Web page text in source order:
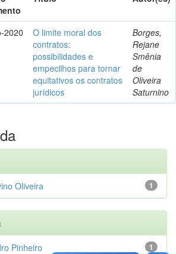
2020
O limite moral dos
contratos:
possibilidades e
empecilhos para tornar
equitativos os contratos
jurídicos
Borges,
Rejane
Smênia
de
Oliveira
Saturnino
1
Oliveira
1
Pinheiro